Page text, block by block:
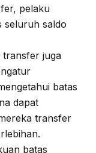
pelaku
seluruh saldo
transfer juga
batas
dapat
transfer
batas